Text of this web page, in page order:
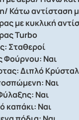
Κάτω αντίσταση
με κυκλική
Turbo
Σταθεροί
Φούρνου: Ναι
Διπλό
Ναι
Ναι
καπάκι: Ναι